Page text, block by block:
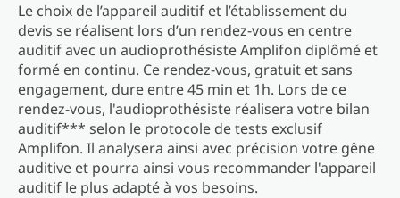
Le choix de l’appareil auditif et l’établissement du
devis se réalisent lors d’un rendez-vous en centre
auditif avec un audioprothésiste Amplifon diplômé et
formé en continu. Ce rendez-vous, gratuit et sans
engagement, dure entre 45 min et 1h. Lors de ce
rendez-vous, l'audioprothésiste réalisera votre bilan
auditif*** selon le protocole de tests exclusif
Amplifon. Il analysera ainsi avec précision votre gêne
auditive et pourra ainsi vous recommander l'appareil
auditif le plus adapté à vos besoins.